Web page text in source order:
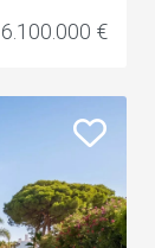
6.100.000 €